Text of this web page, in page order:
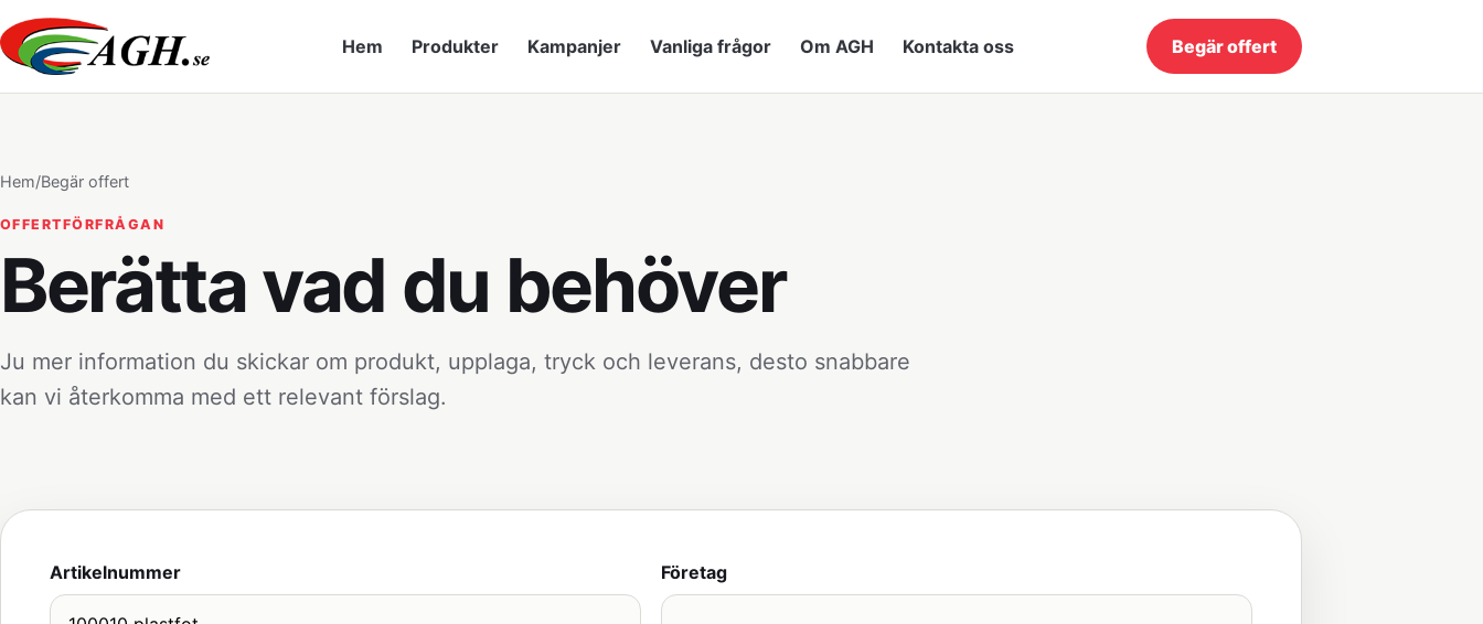
Hem Produkter Kampanjer Vanliga frågor Om AGH Kontakta oss Begär offert
Hem/Begär offert
OFFERTFÖRFRÅGAN
Berätta vad du behöver
Ju mer information du skickar om produkt, upplaga, tryck och leverans, desto snabbare
kan vi återkomma med ett relevant förslag.
Artikelnummer Företag